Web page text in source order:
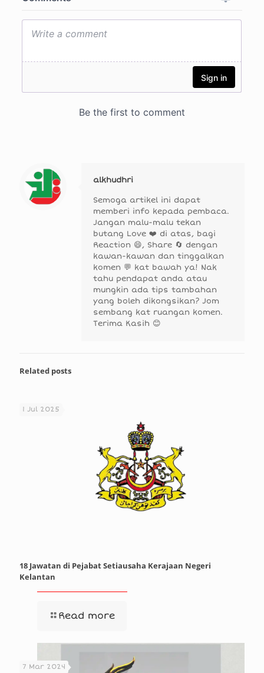
alkhudhri
Semoga artikel ini dapat
memberi info kepada pembaca.
Jangan malu-malu tekan
butang Love ❤️ di atas, bagi
Reaction 😄, Share 🔄 dengan
kawan-kawan dan tinggalkan
komen 💬 kat bawah ya! Nak
tahu pendapat anda atau
mungkin ada tips tambahan
yang boleh dikongsikan? Jom
sembang kat ruangan komen.
Terima Kasih 😊
Related posts
1 Jul 2025
18 Jawatan di Pejabat Setiausaha Kerajaan Negeri
Kelantan
Read more
7 Mar 2024